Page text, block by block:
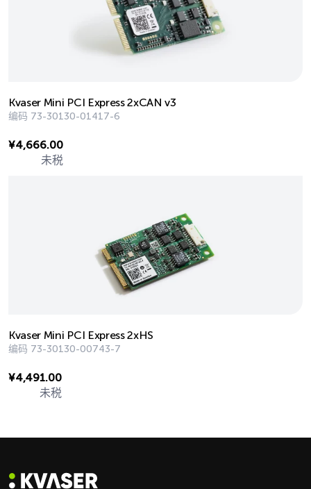
Kvaser Mini PCI Express 2xCAN v3
编码 73-30130-01417-6
¥4,666.00
未税
Kvaser Mini PCI Express 2xHS
编码 73-30130-00743-7
¥4,491.00
未税